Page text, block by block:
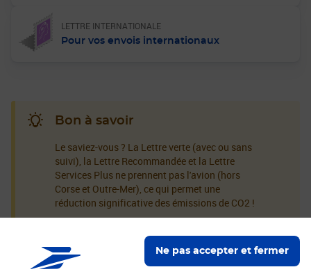
Ne pas accepter et fermer
LETTRE INTERNATIONALE
Pour vos envois internationaux
Bon à savoir
Le saviez-vous ? La Lettre verte (avec ou sans
suivi), la Lettre Recommandée et la Lettre
Services Plus ne prennent pas l'avion (hors
Corse et Outre-Mer), ce qui permet une
réduction significative des émissions de CO2 !
(1) Délai indicatif. Pour la France Métropolitaine (du lundi au samedi sauf
jours fériés) et Monaco.